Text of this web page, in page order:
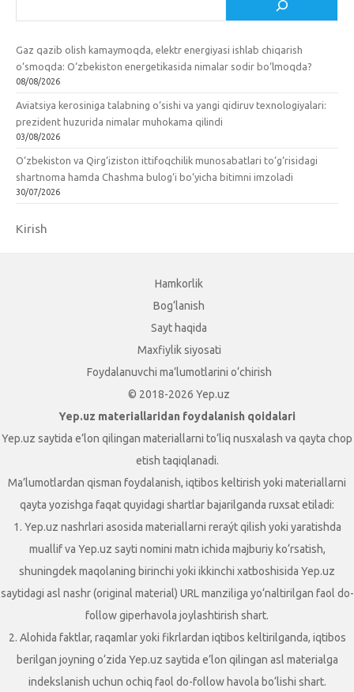
Gaz qazib olish kamaymoqda, elektr energiyasi ishlab chiqarish
o‘smoqda: O‘zbekiston energetikasida nimalar sodir bo‘lmoqda?
08/08/2026
Aviatsiya kerosiniga talabning o‘sishi va yangi qidiruv texnologiyalari:
prezident huzurida nimalar muhokama qilindi
03/08/2026
O‘zbekiston va Qirg‘iziston ittifoqchilik munosabatlari to‘g‘risidagi
shartnoma hamda Chashma bulog‘i bo‘yicha bitimni imzoladi
30/07/2026
Kirish
Hamkorlik
Bog‘lanish
Sayt haqida
Maxfiylik siyosati
Foydalanuvchi ma’lumotlarini o‘chirish
© 2018-2026 Yep.uz
Yep.uz materiallaridan foydalanish qoidalari
Yep.uz saytida e’lon qilingan materiallarni to‘liq nusxalash va qayta chop
etish taqiqlanadi.
Ma’lumotlardan qisman foydalanish, iqtibos keltirish yoki materiallarni
qayta yozishga faqat quyidagi shartlar bajarilganda ruxsat etiladi:
1. Yep.uz nashrlari asosida materiallarni reraýt qilish yoki yaratishda
muallif va Yep.uz sayti nomini matn ichida majburiy ko‘rsatish,
shuningdek maqolaning birinchi yoki ikkinchi xatboshisida Yep.uz
saytidagi asl nashr (original material) URL manziliga yo‘naltirilgan faol do-
follow giperhavola joylashtirish shart.
2. Alohida faktlar, raqamlar yoki fikrlardan iqtibos keltirilganda, iqtibos
berilgan joyning o‘zida Yep.uz saytida e’lon qilingan asl materialga
indekslanish uchun ochiq faol do-follow havola bo‘lishi shart.